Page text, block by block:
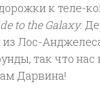
к теле-
to the Galaxy.
Лос-
так что
Дарвина!